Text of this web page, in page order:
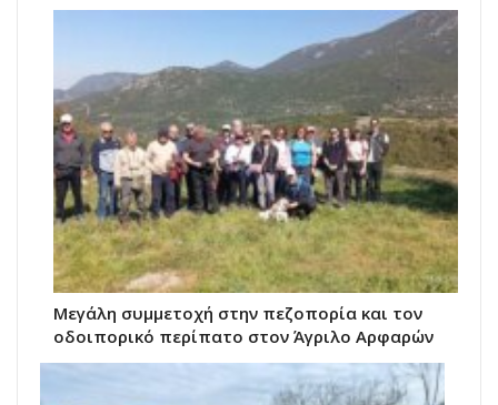
Μεγάλη συμμετοχή στην πεζοπορία και τον
οδοιπορικό περίπατο στον Άγριλο Αρφαρών